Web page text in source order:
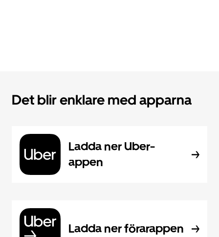
Det blir enklare med apparna
Ladda ner Uber-
appen
Ladda ner förarappen